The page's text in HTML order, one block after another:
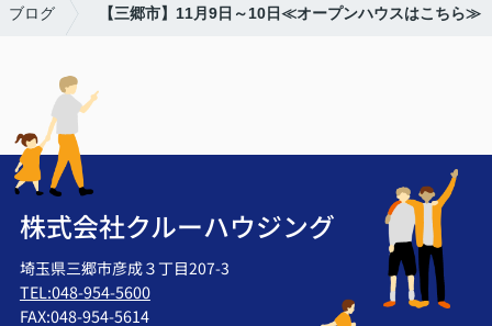
ブログ 【三郷市】11月9日～10日≪オープンハウスはこちら≫
株式会社クルーハウジング
埼玉県三郷市彦成３丁目207-3
TEL:048-954-5600
FAX:048-954-5614